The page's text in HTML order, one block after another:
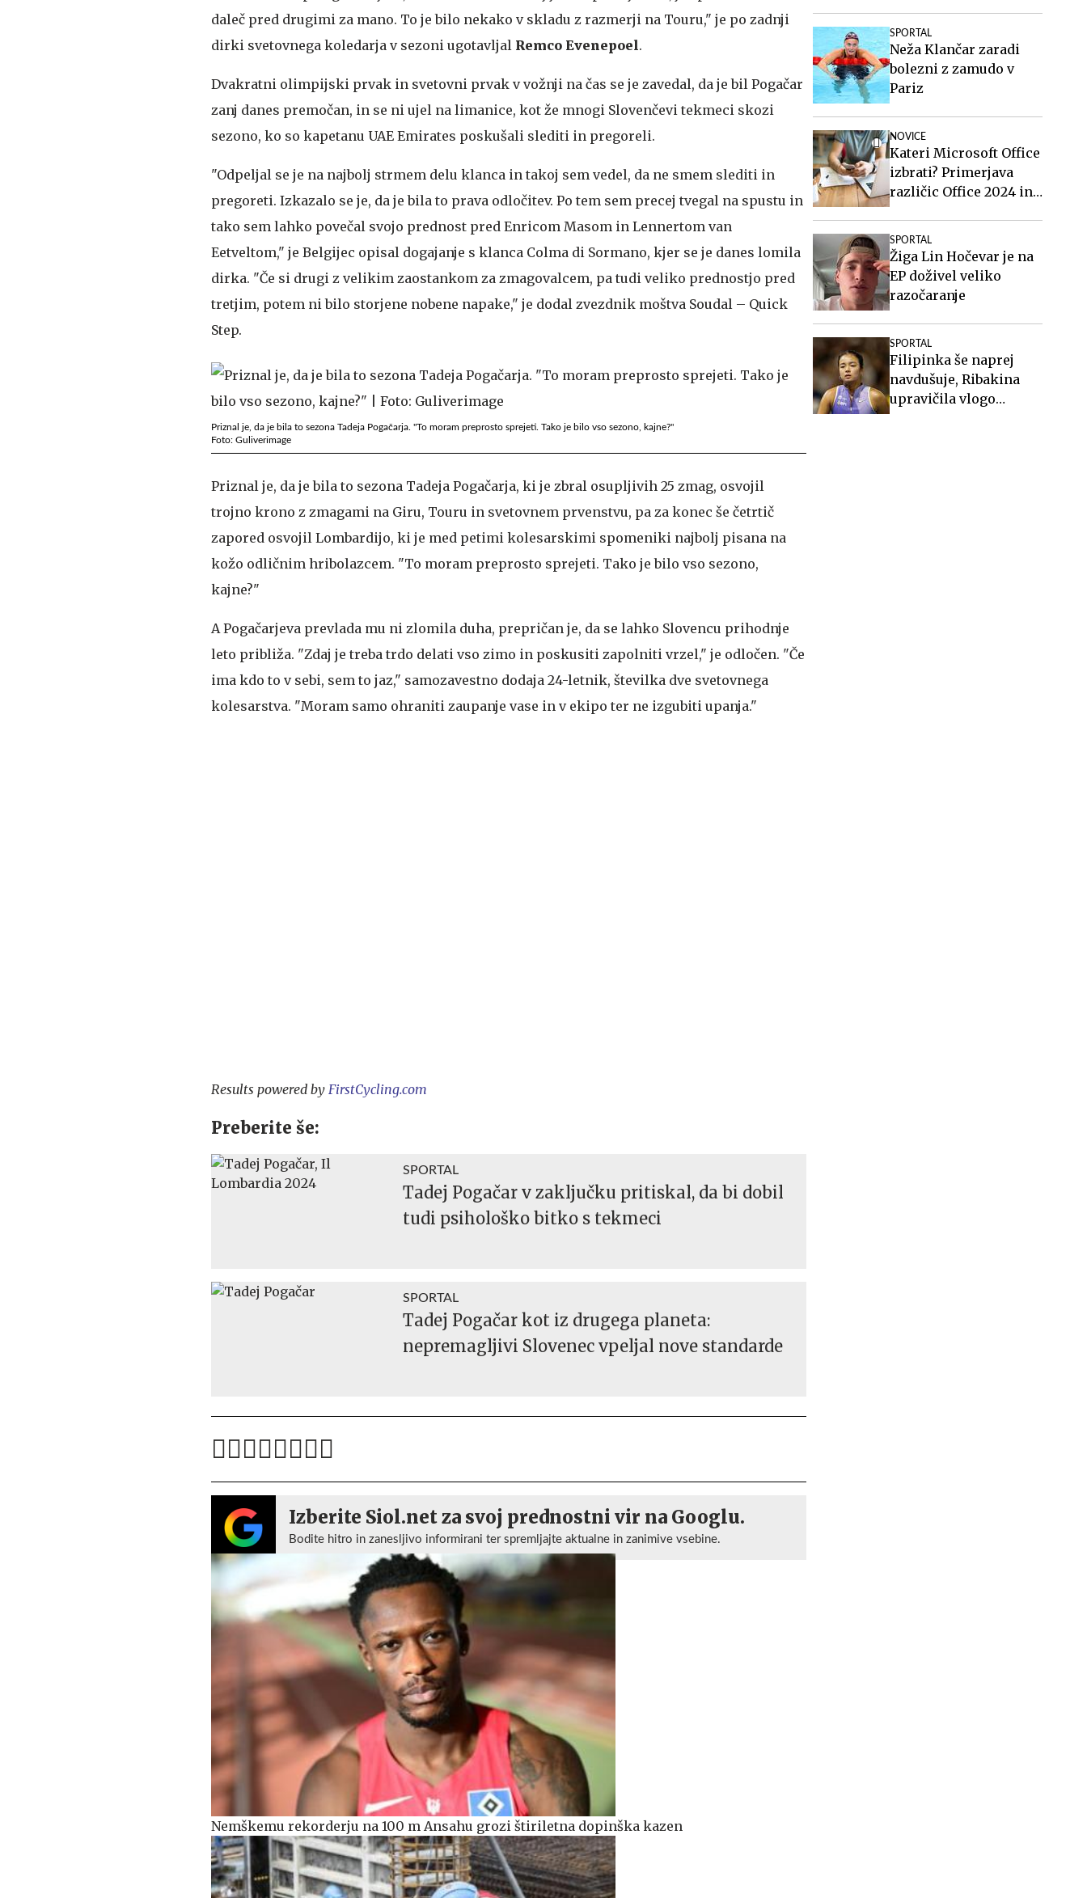
daleč pred drugimi za mano. To je bilo nekako v skladu z razmerji na Touru," je po zadnji
dirki svetovnega koledarja v sezoni ugotavljal Remco Evenepoel.
Dvakratni olimpijski prvak in svetovni prvak v vožnji na čas se je zavedal, da je bil Pogačar
zanj danes premočan, in se ni ujel na limanice, kot že mnogi Slovenčevi tekmeci skozi
sezono, ko so kapetanu UAE Emirates poskušali slediti in pregoreli.
"Odpeljal se je na najbolj strmem delu klanca in takoj sem vedel, da ne smem slediti in
pregoreti. Izkazalo se je, da je bila to prava odločitev. Po tem sem precej tvegal na spustu in
tako sem lahko povečal svojo prednost pred Enricom Masom in Lennertom van
Eetveltom," je Belgijec opisal dogajanje s klanca Colma di Sormano, kjer se je danes lomila
dirka. "Če si drugi z velikim zaostankom za zmagovalcem, pa tudi veliko prednostjo pred
tretjim, potem ni bilo storjene nobene napake," je dodal zvezdnik moštva Soudal – Quick
Step.
Priznal je, da je bila to sezona Tadeja Pogačarja. "To moram preprosto sprejeti. Tako je bilo vso sezono, kajne?"
Foto: Guliverimage
Priznal je, da je bila to sezona Tadeja Pogačarja, ki je zbral osupljivih 25 zmag, osvojil
trojno krono z zmagami na Giru, Touru in svetovnem prvenstvu, pa za konec še četrtič
zapored osvojil Lombardijo, ki je med petimi kolesarskimi spomeniki najbolj pisana na
kožo odličnim hribolazcem. "To moram preprosto sprejeti. Tako je bilo vso sezono,
kajne?"
A Pogačarjeva prevlada mu ni zlomila duha, prepričan je, da se lahko Slovencu prihodnje
leto približa. "Zdaj je treba trdo delati vso zimo in poskusiti zapolniti vrzel," je odločen. "Če
ima kdo to v sebi, sem to jaz," samozavestno dodaja 24-letnik, številka dve svetovnega
kolesarstva. "Moram samo ohraniti zaupanje vase in v ekipo ter ne izgubiti upanja."
Results powered by FirstCycling.com
Preberite še:
SPORTAL
Tadej Pogačar v zaključku pritiskal, da bi dobil
tudi psihološko bitko s tekmeci
SPORTAL
Tadej Pogačar kot iz drugega planeta:
nepremagljivi Slovenec vpeljal nove standarde
Izberite Siol.net za svoj prednostni vir na Googlu.
Bodite hitro in zanesljivo informirani ter spremljajte aktualne in zanimive vsebine.
Nemškemu rekorderju na 100 m Ansahu grozi štiriletna dopinška kazen
SPORTAL
Neža Klančar zaradi
bolezni z zamudo v
Pariz
NOVICE
Kateri Microsoft Office
izbrati? Primerjava
različic Office 2024 in
SPORTAL
Žiga Lin Hočevar je na
EP doživel veliko
razočaranje
SPORTAL
Filipinka še naprej
navdušuje, Ribakina
upravičila vlogo